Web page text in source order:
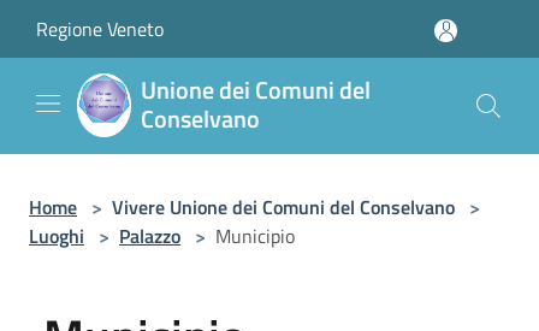
Regione Veneto
Unione dei Comuni del
Conselvano
Home > Vivere Unione dei Comuni del Conselvano >
Luoghi > Palazzo > Municipio